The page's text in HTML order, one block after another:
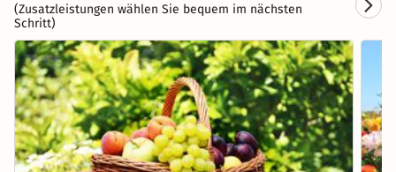
(Zusatzleistungen wählen Sie bequem im nächsten
Schritt)